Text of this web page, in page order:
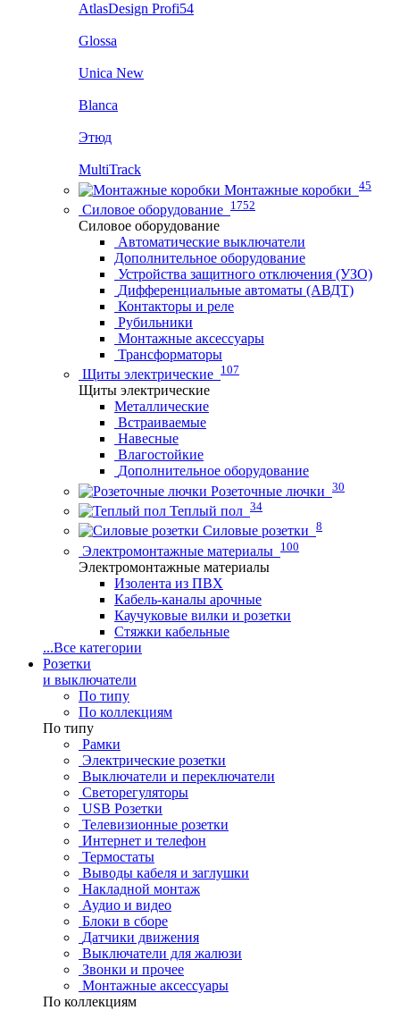
AtlasDesign Profi54
Glossa
Unica New
Blanca
Этюд
MultiTrack
Монтажные коробки 45
Силовое оборудование 1752
Силовое оборудование
Автоматические выключатели
Дополнительное оборудование
Устройства защитного отключения (УЗО)
Дифференциальные автоматы (АВДТ)
Контакторы и реле
Рубильники
Монтажные аксессуары
Трансформаторы
Щиты электрические 107
Щиты электрические
Металлические
Встраиваемые
Навесные
Влагостойкие
Дополнительное оборудование
Розеточные лючки 30
Теплый пол 34
Силовые розетки 8
Электромонтажные материалы 100
Электромонтажные материалы
Изолента из ПВХ
Кабель-каналы арочные
Каучуковые вилки и розетки
Стяжки кабельные
...Все категории
Розетки
и выключатели
По типу
По коллекциям
По типу
Рамки
Электрические розетки
Выключатели и переключатели
Светорегуляторы
USB Розетки
Телевизионные розетки
Интернет и телефон
Термостаты
Выводы кабеля и заглушки
Накладной монтаж
Аудио и видео
Блоки в сборе
Датчики движения
Выключатели для жалюзи
Звонки и прочее
Монтажные аксессуары
По коллекциям